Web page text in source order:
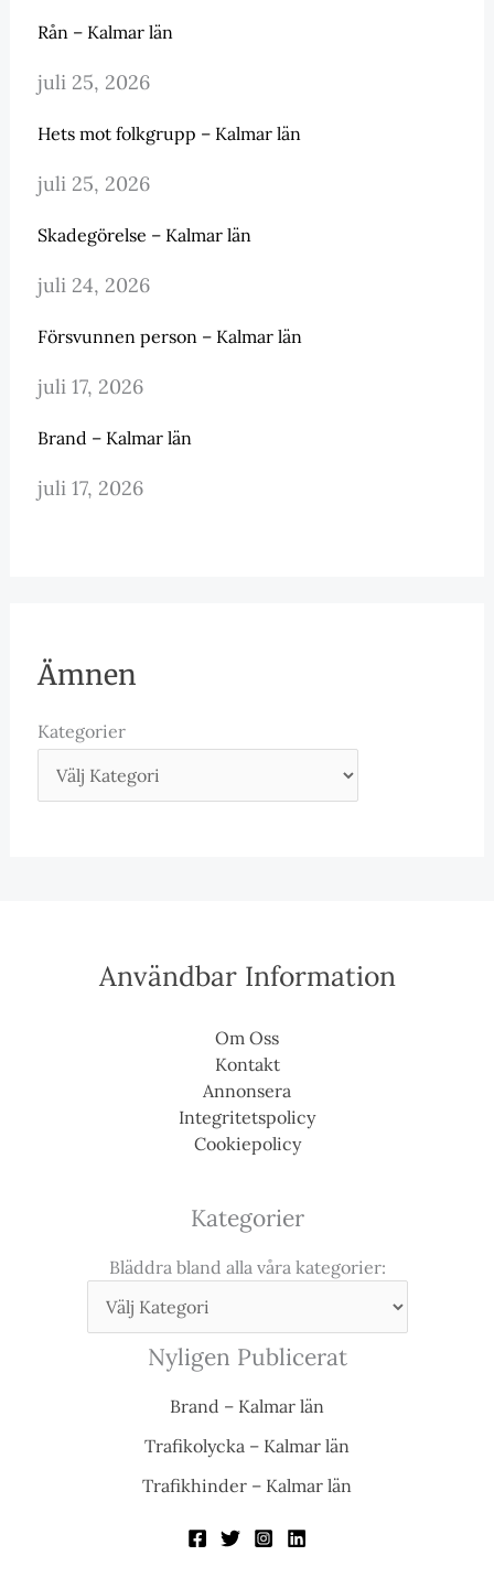
Rån – Kalmar län
juli 25, 2026
Hets mot folkgrupp – Kalmar län
juli 25, 2026
Skadegörelse – Kalmar län
juli 24, 2026
Försvunnen person – Kalmar län
juli 17, 2026
Brand – Kalmar län
juli 17, 2026
Ämnen
Kategorier
Användbar Information
Om Oss
Kontakt
Annonsera
Integritetspolicy
Cookiepolicy
Kategorier
Bläddra bland alla våra kategorier:
Nyligen Publicerat
Brand – Kalmar län
Trafikolycka – Kalmar län
Trafikhinder – Kalmar län